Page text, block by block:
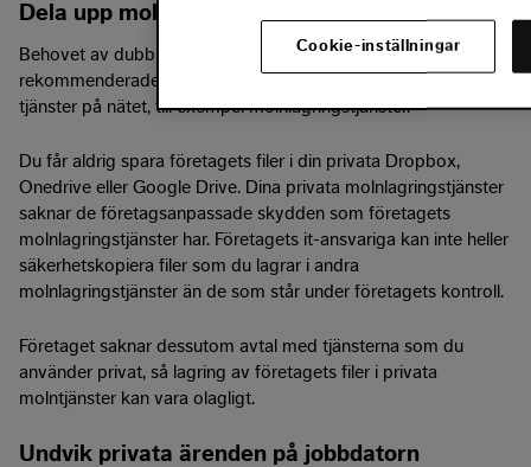
Dela upp molntjänster
Behovet av dubbla konton gäller inte bara mejlkonton. Den
rekommenderade uppdelningen gäller praktiskt taget alla
tjänster på nätet, till exempel molnlagringstjänster.
Du får aldrig spara företagets filer i din privata Dropbox,
Onedrive eller Google Drive. Dina privata molnlagringstjänster
saknar de företagsanpassade skydden som företagets
molnlagringstjänster har. Företagets it-ansvariga kan inte heller
säkerhetskopiera filer som du lagrar i andra
molnlagringstjänster än de som står under företagets kontroll.
Företaget saknar dessutom avtal med tjänsterna som du
använder privat, så lagring av företagets filer i privata
molntjänster kan vara olagligt.
Undvik privata ärenden på jobbdatorn
Cookie-inställningar